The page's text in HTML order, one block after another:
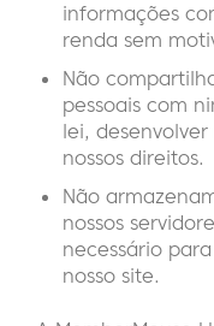
informações
renda sem
Não
pessoais com
lei,
nossos direitos.
Não
nossos
necessário
nosso site.